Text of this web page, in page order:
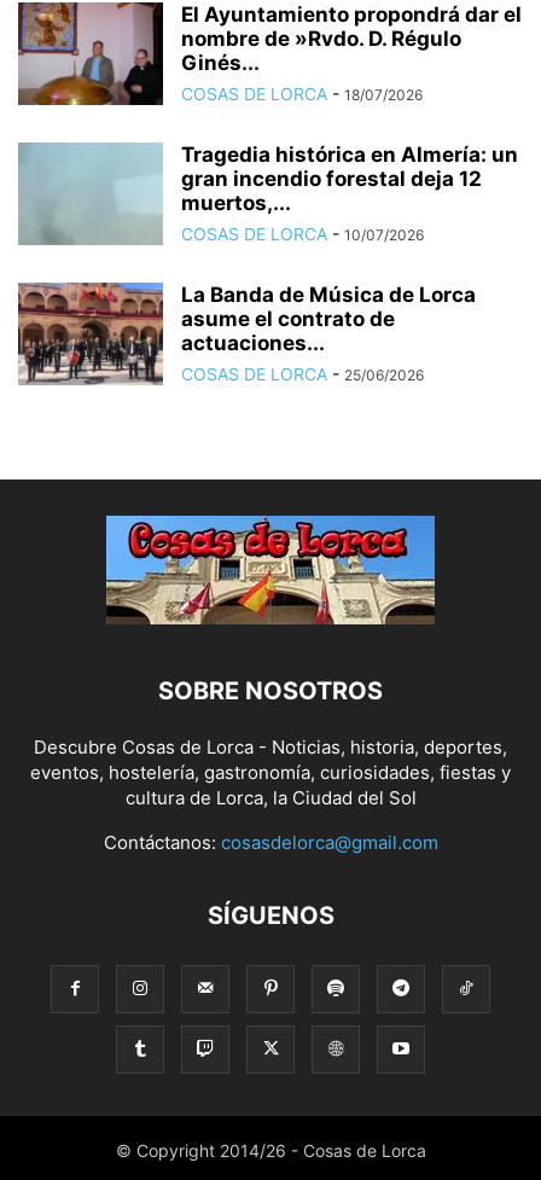
El Ayuntamiento propondrá dar el
nombre de »Rvdo. D. Régulo
Ginés...
COSAS DE LORCA - 18/07/2026
Tragedia histórica en Almería: un
gran incendio forestal deja 12
muertos,...
COSAS DE LORCA - 10/07/2026
La Banda de Música de Lorca
asume el contrato de
actuaciones...
COSAS DE LORCA - 25/06/2026
SOBRE NOSOTROS
Descubre Cosas de Lorca - Noticias, historia, deportes,
eventos, hostelería, gastronomía, curiosidades, fiestas y
cultura de Lorca, la Ciudad del Sol
Contáctanos: cosasdelorca@gmail.com
SÍGUENOS
© Copyright 2014/26 - Cosas de Lorca